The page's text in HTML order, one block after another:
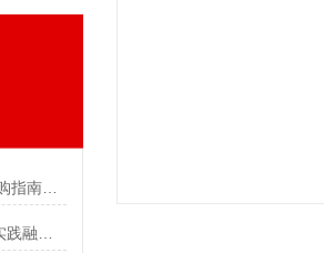
2026年楼宇自动化教学设备选购指南，这几点必须看！